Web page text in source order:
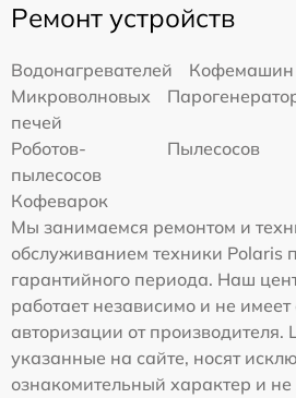
Ремонт устройств
Водонагревателей
Кофемашин
Микроволновых
печей
Роботов-
пылесосов
Пылесосов
Кофеварок
Мы занимаемся ремонтом и
обслуживанием техники Polaris
гарантийного периода. Наш
работает независимо и не
авторизации от
указанные на сайте, носят
ознакомительный характер и